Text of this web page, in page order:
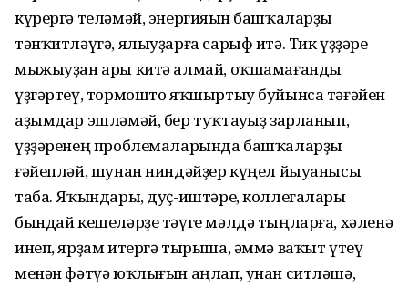
күрергә теләмәй, энергияһын башҡаларҙы
тәнҡитләүгә, ялыуҙарға сарыф итә. Тик үҙҙәре
мыжыуҙан ары китә алмай, оҡшамағанды
үҙгәртеү, тормошто яҡшыртыу буйынса тәғәйен
аҙымдар эшләмәй, бер туҡтауһыҙ зарланып,
үҙҙәренең проблемаларында башҡаларҙы
ғәйепләй, шунан ниндәйҙер күңел йыуанысы
таба. Яҡындары, дуҫ-иштәре, коллегалары
бындай кешеләрҙе тәүге мәлдә тыңларға, хәленә
инеп, ярҙам итергә тырыша, әммә ваҡыт үтеү
менән фәтүә юҡлығын аңлап, унан ситләшә,